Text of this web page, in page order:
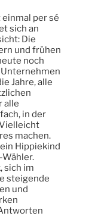
per sé
sich an
Die
und frühen
noch
Jahre, alle
alle
in der
machen.
Hippiekind
sich im
steigende
und